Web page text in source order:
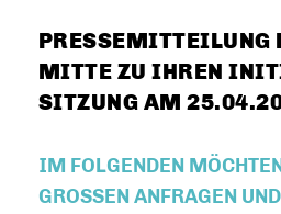
PRESSEMITTEILUNG
MITTE ZU IHREN
SITZUNG AM
IM FOLGENDEN
GROSSEN ANFRAGEN